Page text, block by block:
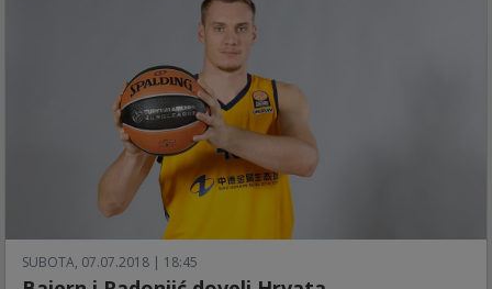
SUBOTA, 07.07.2018 | 18:45